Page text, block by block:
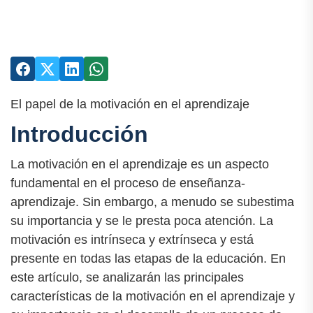
El papel de la motivación en el aprendizaje
Introducción
La motivación en el aprendizaje es un aspecto
fundamental en el proceso de enseñanza-
aprendizaje. Sin embargo, a menudo se subestima
su importancia y se le presta poca atención. La
motivación es intrínseca y extrínseca y está
presente en todas las etapas de la educación. En
este artículo, se analizarán las principales
características de la motivación en el aprendizaje y